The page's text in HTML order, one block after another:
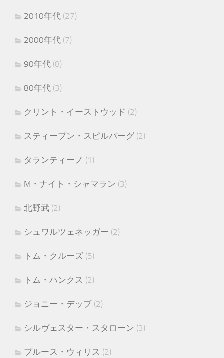
2010年代 (27)
2000年代 (7)
90年代 (8)
80年代 (3)
クリント・イーストウッド (2)
スティーブン・スピルバーグ (2)
タランティーノ (1)
M・ナイト・シャマラン (3)
北野武 (2)
シュワルツェネッガー (2)
トム・クルーズ (5)
トム・ハンクス (2)
ジョニー・デップ(2)
シルヴェスター・スタローン (3)
ブルース・ウィリス (2)